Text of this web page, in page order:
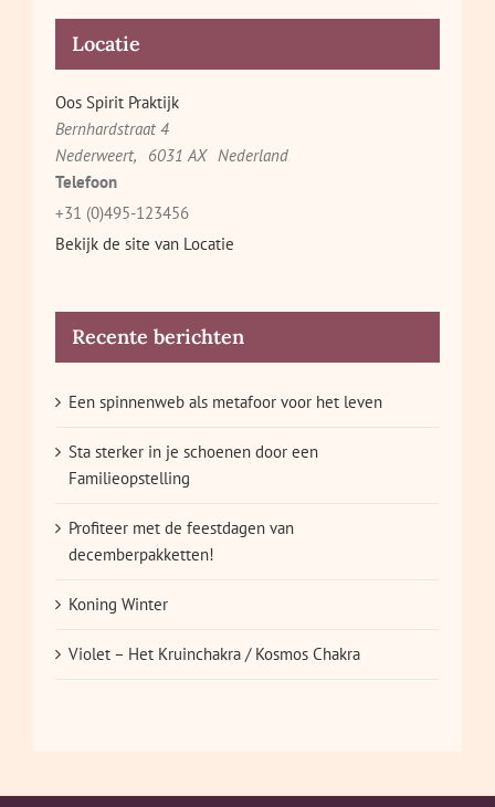
Locatie
Oos Spirit Praktijk
Bernhardstraat 4
Nederweert, 6031 AX Nederland
Telefoon
+31 (0)495-123456
Bekijk de site van Locatie
Recente berichten
Een spinnenweb als metafoor voor het leven
Sta sterker in je schoenen door een
Familieopstelling
Profiteer met de feestdagen van
decemberpakketten!
Koning Winter
Violet – Het Kruinchakra / Kosmos Chakra